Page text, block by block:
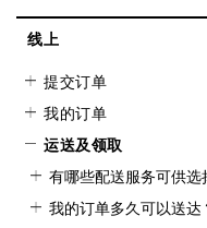
线上
提交订单
我的订单
运送及领取
有哪些配送服务可供选
我的订单多久可以送达